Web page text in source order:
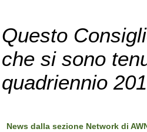
Questo
che si sono
quadriennio
News dalla sezione Network di